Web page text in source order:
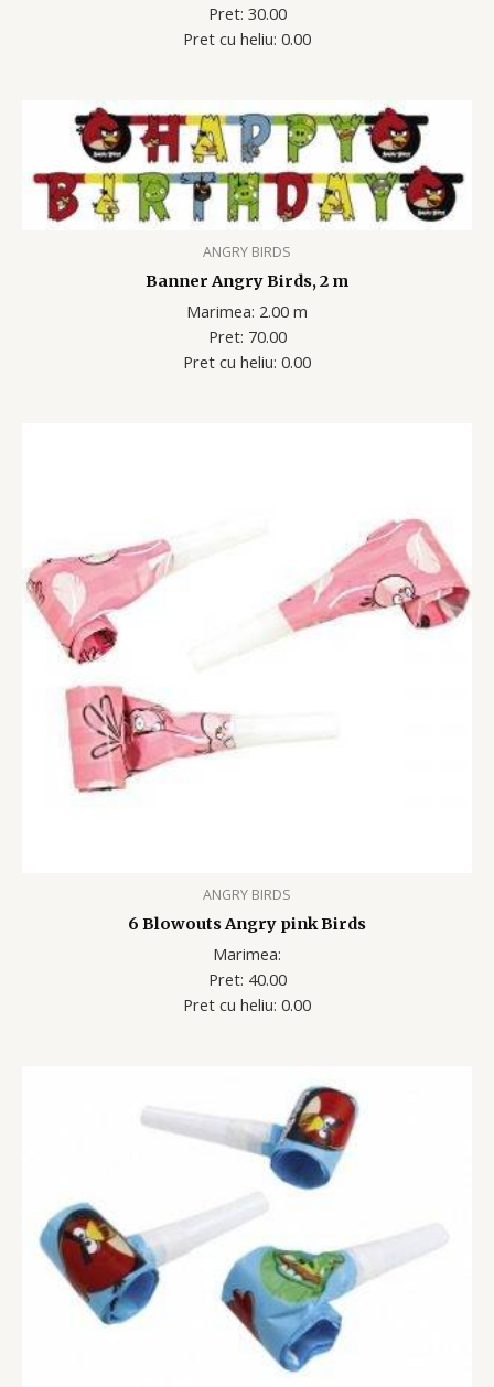
Pret: 30.00
Pret cu heliu: 0.00
ANGRY BIRDS
Banner Angry Birds, 2 m
Marimea: 2.00 m
Pret: 70.00
Pret cu heliu: 0.00
ANGRY BIRDS
6 Blowouts Angry pink Birds
Marimea:
Pret: 40.00
Pret cu heliu: 0.00